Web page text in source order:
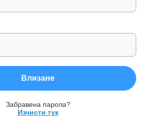
Влизане
Забравена парола?
Изчисти тук